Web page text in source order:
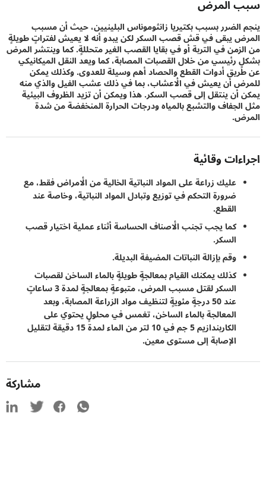
المرض
بسبب بكتيريا زانثوموناس البلينيين، حيث أن مسبب
يبقى في قش قصب السكر لكن يبدو أنه لا يعيش لفتراتٍ طويلةٍ
في التربة أو في بقايا القصب الغير متحللةٍ. كما وينتشر المرض
من خلال القصبات المصابة، كما ويعد النقل الميكانيكي
أدوات القطع والحصاد أهم وسيلة للعدوى. وكذلك يمكن
أن يعيش في الأعشاب، بما في ذلك عشب الفيل والذي منه
ينتقل إلى قصب السكر. هذا ويمكن أن تزيد الظروف البيئية
والتشبع بالمياه ودرجات الحرارة المنخفضة من شدة
وقائية
عليك زراعة على المواد النباتية الخالية من الأمراض فقط، مع
ضرورة التحكم في توزيع وتبادل المواد النباتية، وخاصة عند
كما يجب تجنب الأصناف الحساسة أثناء عملية اختيار قصب
وقم بإزالة النباتات المضيفة البديلة.
كذلك يمكنك القيام بمعالجةٍ طويلةٍ بالماء الساخن لقصبات
السكر لقتل مسبب المرض، متبوعةٍ بمعالجةٍ لمدة 3 ساعاتٍ
عند 50 درجةٍ مئويةٍ لتنظيف مواد الزراعة المصابة، وبعد
المعالجة بالماء الساخن، تغمس في محلولٍ يحتوي على
الكاربندازيم 5 جم في 10 لتر من الماء لمدة 15 دقيقة لتقليل
الإصابة إلى مستوى معين.
مشاركة